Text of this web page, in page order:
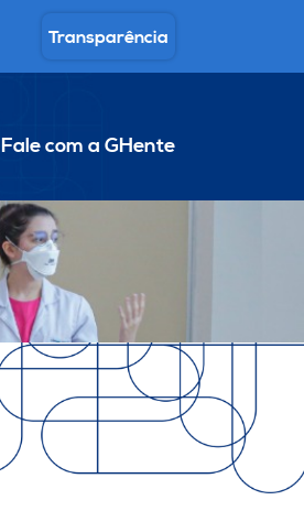
Transparência
Fale com a GHente